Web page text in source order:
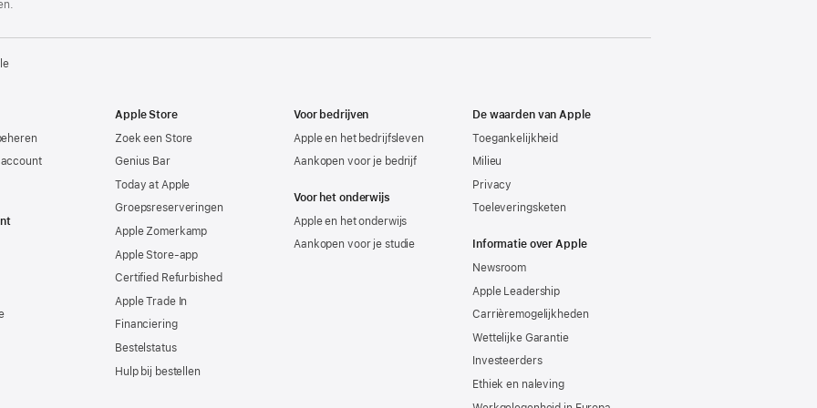
Apple Store
Zoek een Store
Genius Bar
Today at Apple
Groepsreserveringen
Apple Zomerkamp
Apple Store-app
Certified Refurbished
Apple Trade In
Financiering
Bestelstatus
Hulp bij bestellen
Voor bedrijven
Apple en het bedrijfsleven
Aankopen voor je bedrijf
Voor het onderwijs
Apple en het onderwijs
Aankopen voor je studie
De waarden van Apple
Toegankelijkheid
Milieu
Privacy
Toeleveringsketen
Informatie over Apple
Newsroom
Apple Leadership
Carrièremogelijkheden
Wettelijke Garantie
Investeerders
Ethiek en naleving